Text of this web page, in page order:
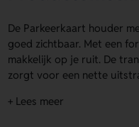
De Parkeerkaart houder
goed zichtbaar. Met een
makkelijk op je ruit. De
zorgt voor een nette
hem bedrukken op de
+ Lees meer